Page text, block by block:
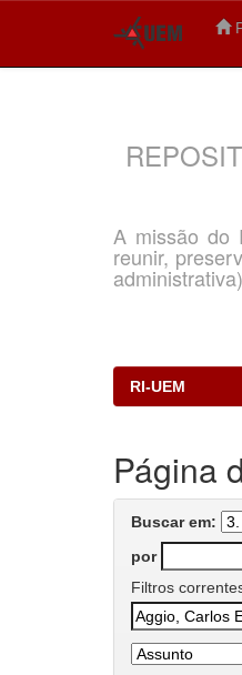
A missão do
reunir,
RI-UEM
Página
Buscar em:
por
Filtros